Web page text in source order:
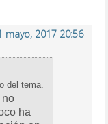
mayo, 2017 20:56
del tema.
no
ha